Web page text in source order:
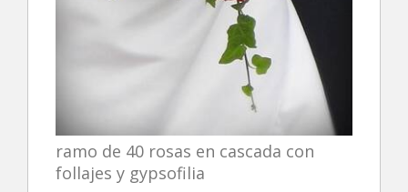
ramo de 40 rosas en cascada con
follajes y gypsofilia